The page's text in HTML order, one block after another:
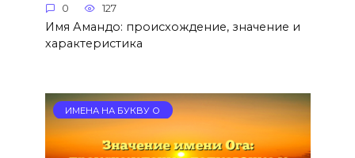
0 127
Имя Амандо: происхождение, значение и
характеристика
ИМЕНА НА БУКВУ О